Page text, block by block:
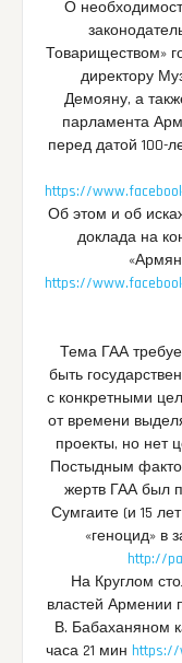
О
Товариществом»
директору
Демояну, а
парламента
перед датой 100-
https://
Об этом и об
доклада на
https://
Тема ГАА
быть
с конкретными
от времени
проекты, но нет
Постыдным
жертв ГАА был
Сумгаите (и 15
«геноцид» в
http://
На Круглом
властей Армении
В. Бабаханяном
часа 21 мин https://